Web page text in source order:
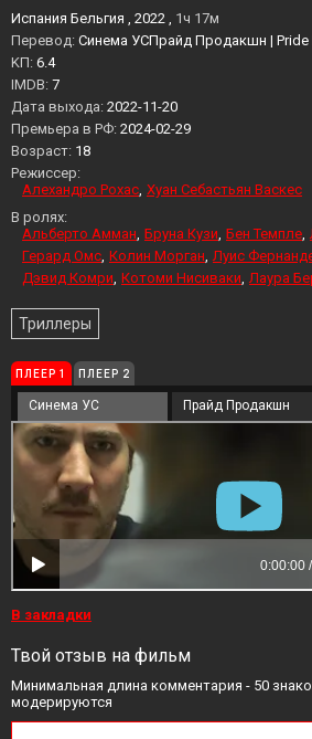
Испания Бельгия , 2022 , 1ч 17м
Перевод: Синема УСПрайд Продакшн | Pride
KП: 6.4
IMDB: 7
Дата выхода: 2022-11-20
Премьера в РФ: 2024-02-29
Возраст: 18
Режиссер:
Алехандро Рохас Хуан Себастьян Васкес
В ролях:
Альберто Амман Бруна Кузи Бен Темпле
Герард Омс Колин Морган Луис
Дэвид Комри Котоми Нисиваки Лаура
Триллеры
ПЛЕЕР 1 ПЛЕЕР 2
Синема УС Прайд Продакшн
В закладки
Твой отзыв на фильм
Минимальная длина комментария - 50
модерируются